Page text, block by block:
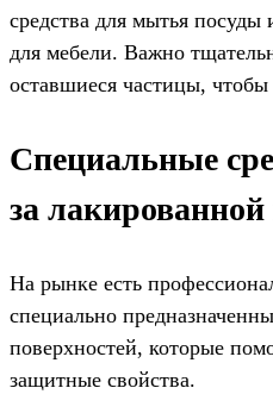
средства для мытья посуды
для мебели. Важно
оставшиеся частицы, чтобы
Специальные
за
На рынке есть
специально
поверхностей, которые
защитные свойства.